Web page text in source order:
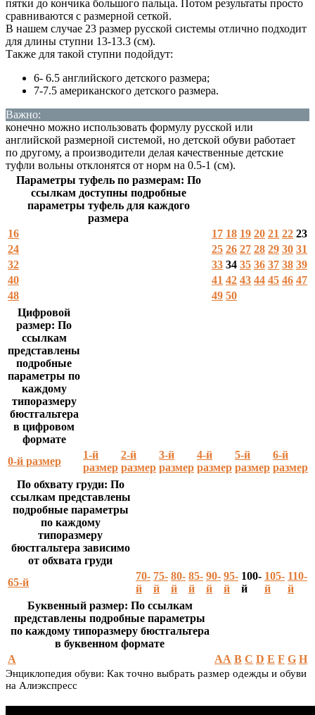
пятки до кончика большого пальца. Потом результаты просто
сравниваются с размерной сеткой.
В нашем случае 23 размер русской системы отлично подходит
для длины ступни 13-13.3 (см).
Также для такой ступни подойдут:
6- 6.5 английского детского размера;
7-7.5 американского детского размера.
Важно:
конечно можно использовать формулу русской или
английской размерной системой, но детской обуви работает
по другому, а производители делая качественные детские
туфли вольны отклонятся от норм на 0.5-1 (см).
Параметры туфель по размерам: По
ссылкам доступны подробные
параметры туфель для каждого
размера
16
17 18 19 20 21 22 23
24
25 26 27 28 29 30 31
32
33 34 35 36 37 38 39
40
41 42 43 44 45 46 47
48
49 50
Цифровой
размер: По
ссылкам
представлены
подробные
параметры по
каждому
типоразмеру
бюстгальтера
в цифровом
формате
0-й размер
1-й
размер
2-й
размер
3-й
размер
4-й
размер
5-й
размер
6-й
размер
По обхвату груди: По
ссылкам представлены
подробные параметры
по каждому
типоразмеру
бюстгальтера зависимо
от обхвата груди
65-й
70-
й
75-
й
80-
й
85-
й
90-
й
95-
й
100-
й
105-
й
110-
й
Буквенный размер: По ссылкам
представлены подробные параметры
по каждому типоразмеру бюстгальтера
в буквенном формате
A
AA B C D E F G H
Энциклопедия обуви: Как точно выбрать размер одежды и обуви
на Алиэкспресс